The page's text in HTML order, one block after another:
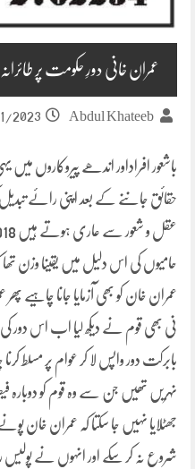
عمران خانی دورِ حکومت پر طائرانہ
Abdul Khateeb
2023
باشعور افراداور اندھے پیروکاروں
حقائق جاننے کے بعد اپنی رائے تبدیل
حامیوں کی اس دلیل میں یقینا وزن تھا
عمران خان کو بھی آزمایا جانا چاہیے
نی بھی قوم نے دیکھ لیا اب اس دور کی
بابرکت دور واپس لا کر عوام پر مسلط
نہریں تھیں جن سے وہ قوم کو دوبارہ
جھٹلایا نہیں جا سکتا کہ عمران خان
شروع نہ کر سکے اور انہوں نے پولیس